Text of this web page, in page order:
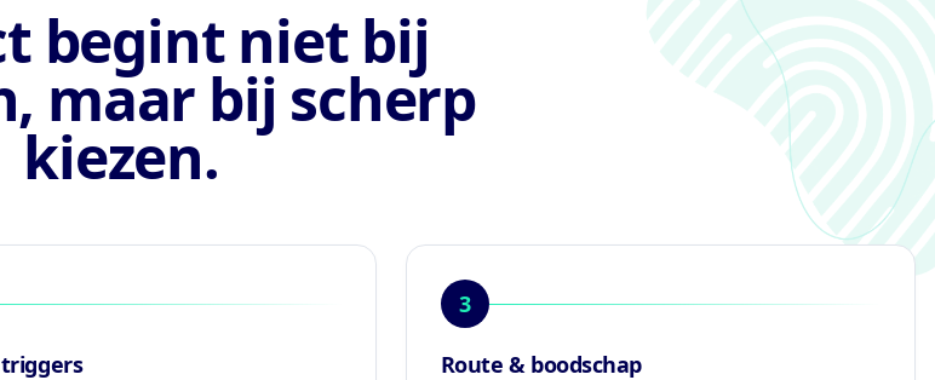
begint niet bij
maar bij scherp
kiezen.
3
Route & boodschap